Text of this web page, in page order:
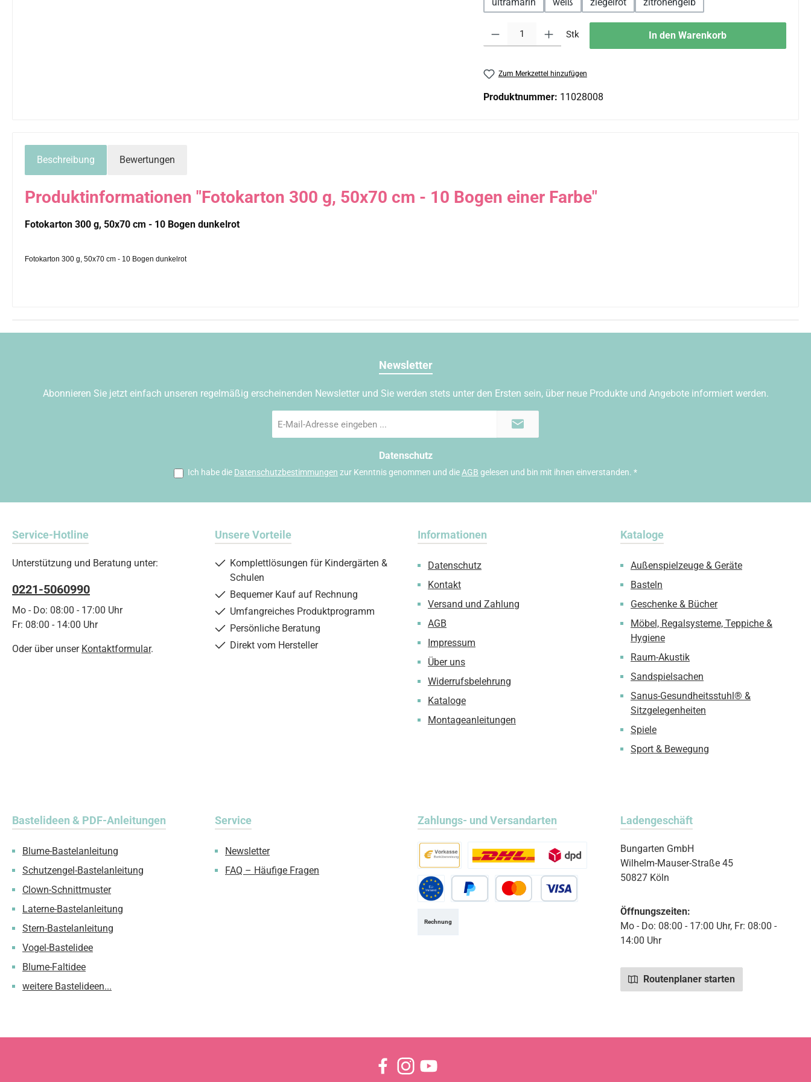
Stk In den Warenkorb
Zum Merkzettel hinzufügen
Produktnummer: 11028008
Beschreibung Bewertungen
Produktinformationen "Fotokarton 300 g, 50x70 cm - 10 Bogen einer Farbe"
Fotokarton 300 g, 50x70 cm - 10 Bogen dunkelrot
Fotokarton 300 g, 50x70 cm - 10 Bogen dunkelrot
Newsletter
Abonnieren Sie jetzt einfach unseren regelmäßig erscheinenden Newsletter und Sie werden stets unter den Ersten sein, über neue Produkte und Angebote informiert werden.
Mail-
Datenschutz
Ich habe die Datenschutzbestimmungen zur Kenntnis genommen und dieAGB gelesen und bin mit ihnen einverstanden. *
Service-Hotline
Unterstützung und Beratung unter:
0221-5060990
Mo - Do: 08:00 - 17:00 Uhr
Fr: 08:00 - 14:00 Uhr
Oder über unser Kontaktformular.
Informationen
Datenschutz
Kontakt
Versand und Zahlung
AGB
Impressum
Über uns
Widerrufsbelehrung
Kataloge
Montageanleitungen
Kataloge
Außenspielzeuge & Geräte
Basteln
Geschenke & Bücher
Möbel, Regalsysteme, Teppiche &
Hygiene
Raum-Akustik
Sandspielsachen
Sanus-Gesundheitsstuhl® &
Sitzgelegenheiten
Spiele
Sport & Bewegung
Bastelideen & PDF-Anleitungen
Blume-Bastelanleitung
Schutzengel-Bastelanleitung
Clown-Schnittmuster
Laterne-Bastelanleitung
Stern-Bastelanleitung
Vogel-Bastelidee
Blume-Faltidee
weitere Bastelideen...
Service
Newsletter
FAQ – Häufige Fragen
Zahlungs- und Versandarten
Vorkasse
Rechnung
Standard
Ladengeschäft
Bungarten GmbH
Wilhelm-Mauser-Straße 45
50827 Köln
Öffnungszeiten:
Mo - Do: 08:00 - 17:00 Uhr, Fr: 08:00 -
14:00 Uhr
Routenplaner starten
Unsere Vorteile
Komplettlösungen für Kindergärten &
Schulen
Bequemer Kauf auf Rechnung
Umfangreiches Produktprogramm
Persönliche Beratung
Direkt vom Hersteller
FacebookInstagramYouTube